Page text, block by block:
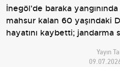
İnegöl'de baraka
mahsur kalan 60 yaşındaki
hayatını kaybetti; jandarma
Yayın